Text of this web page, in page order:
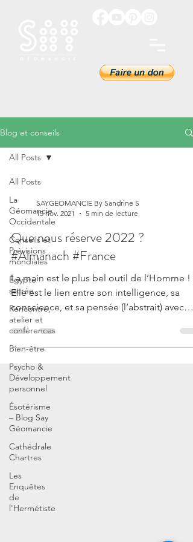
Blog et conseils
All Posts
La
Géomancie
Occidentale
Conseils et
Prévisions
mondiales
Égypte
sacrée
Rencontre,
atelier et
conférences
Bien-être
Psycho &
Développement
personnel
Ésotérisme
– Blog Say
Géomancie
Cathédrale
Chartres
Les
Enquêtes
de
l'Hermétiste
All Posts
SAYGEOMANCIE By Sandrine S
15 nov. 2021
5 min de lecture
Que nous réserve 2022 ?
#Almanach #France
La main est le plus bel outil de l’Homme !
Elle est le lien entre son intelligence, sa
conscience, et sa pensée (l’abstrait) avec
les...